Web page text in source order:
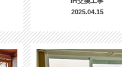
2025.04.15